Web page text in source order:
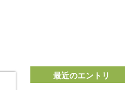
最近のエントリ